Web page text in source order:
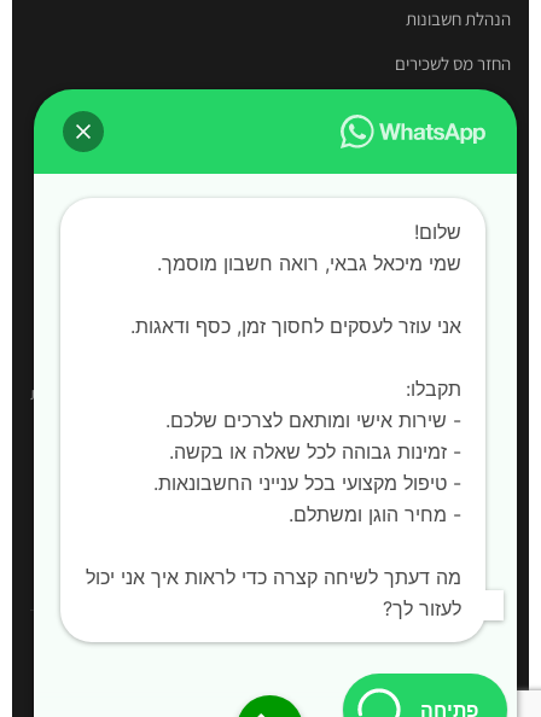
הנהלת חשבונות
החזר מס לשכירים
תיאום מס
חשבות שכר
הקמת חברות
אזורי שירות
רואה חשבון:חדרה, השרון, קיסריה, עמק חפר, פרדס חנה-כרכור, אביחיל, בית
ינאי, כפר חיים, אור עקיבא, בית יצחק שער חפר, חריש |שירות למחוז המרכז,
מחוז הצפון ויהודה ושומרון
🌐 לאתר המלא
© כל הזכויות שמורות להשם
שלום!
שמי מיכאל גבאי, רואה חשבון מוסמך. ‍
אני עוזר לעסקים לחסוך זמן, כסף ודאגות.
תקבלו:
- שירות אישי ומותאם לצרכים שלכם.
- זמינות גבוהה לכל שאלה או בקשה.
- טיפול מקצועי בכל ענייני החשבונאות.
- מחיר הוגן ומשתלם.
מה דעתך לשיחה קצרה כדי לראות איך אני יכול
לעזור לך?
פתיחה